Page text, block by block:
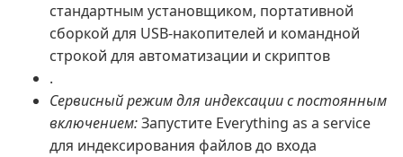
стандартным установщиком, портативной
сборкой для USB-накопителей и командной
строкой для автоматизации и скриптов
.
Сервисный режим для индексации с постоянным
включением:Запустите Everything as a service
для индексирования файлов до входа